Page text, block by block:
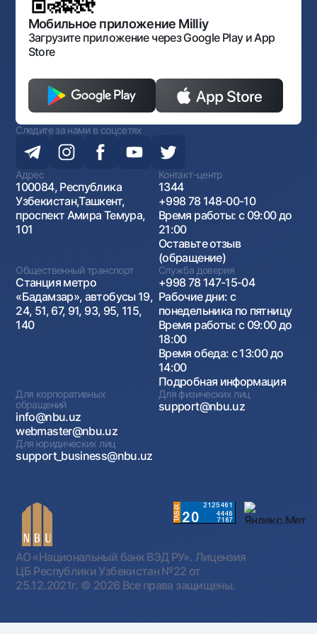
Открытые данные
Антимонопольный комплаенс
Мобильное приложение Milliy
Загрузите приложение через Google Play и App
Store
Следите за нами в соцсетях
Адрес
100084, Республика
Узбекистан,Ташкент,
проспект Амира Темура,
101
Контакт-центр
1344
+998 78 148-00-10
Время работы: с 09:00 до
21:00
Оставьте отзыв
(обращение)
Общественный транспорт
Станция метро
«Бадамзар», автобусы 19,
24, 51, 67, 91, 93, 95, 115,
140
Служба доверия
+998 78 147-15-04
Рабочие дни: с
понедельника по пятницу
Время работы: с 09:00 до
18:00
Время обеда: с 13:00 до
14:00
Подробная информация
Для корпоративных
обращений
info@nbu.uz
webmaster@nbu.uz
Для физических лиц
support@nbu.uz
Для юридических лиц
support_business@nbu.uz
АО «Национальный банк ВЭД РУ». Лицензия
ЦБ Республики Узбекистан №22 от
25.12.2021г. © 2026 Все права защищены.